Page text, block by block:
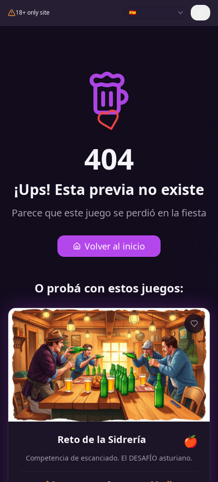
18+ only site 🇪🇸
404
¡Ups! Esta previa no existe
Parece que este juego se perdió en la fiesta
Volver al inicio
O probá con estos juegos:
Reto de la Sidrería 🍎
Competencia de escanciado. El DESAFÍO asturiano.